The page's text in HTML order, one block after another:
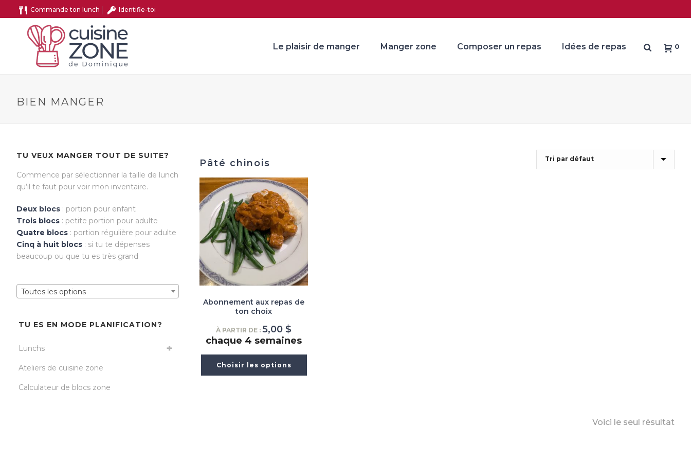
Commande ton lunch Identifie-toi
Le plaisir de manger Manger zone Composer un repas Idées de repas 0
BIEN MANGER
Pâté chinois
Abonnement aux repas de
ton choix
À PARTIR DE :5,00 $
chaque 4 semaines
Choisir les options
Voici le seul résultat
TU VEUX MANGER TOUT DE SUITE?
Commence par sélectionner la taille de lunch
qu’il te faut pour voir mon inventaire.
Deux blocs : portion pour enfant
Trois blocs : petite portion pour adulte
Quatre blocs : portion régulière pour adulte
Cinq à huit blocs : si tu te dépenses
beaucoup ou que tu es très grand
Toutes les options
TU ES EN MODE PLANIFICATION?
Lunchs
Ateliers de cuisine zone
Calculateur de blocs zone